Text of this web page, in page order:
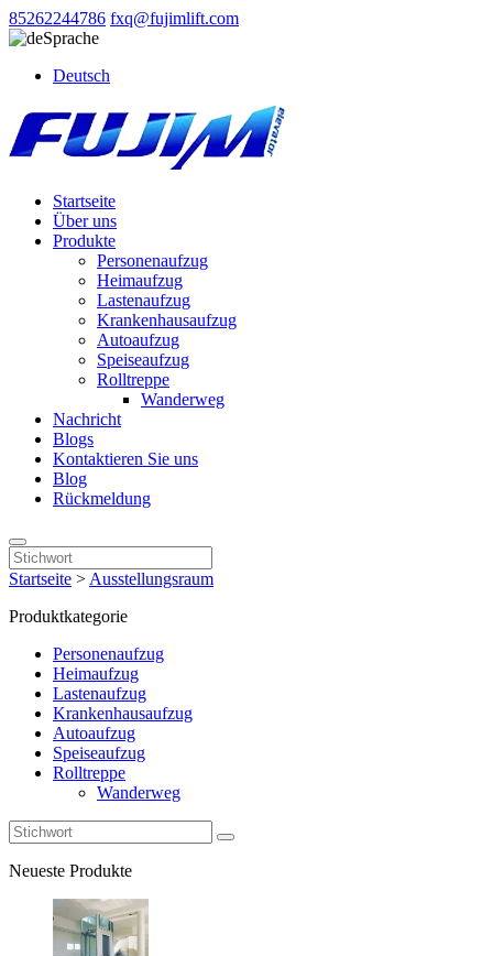
85262244786 fxq@fujimlift.com
Sprache
Deutsch
Startseite
Über uns
Produkte
Personenaufzug
Heimaufzug
Lastenaufzug
Krankenhausaufzug
Autoaufzug
Speiseaufzug
Rolltreppe
Wanderweg
Nachricht
Blogs
Kontaktieren Sie uns
Blog
Rückmeldung
Startseite > Ausstellungsraum
Produktkategorie
Personenaufzug
Heimaufzug
Lastenaufzug
Krankenhausaufzug
Autoaufzug
Speiseaufzug
Rolltreppe
Wanderweg
Neueste Produkte